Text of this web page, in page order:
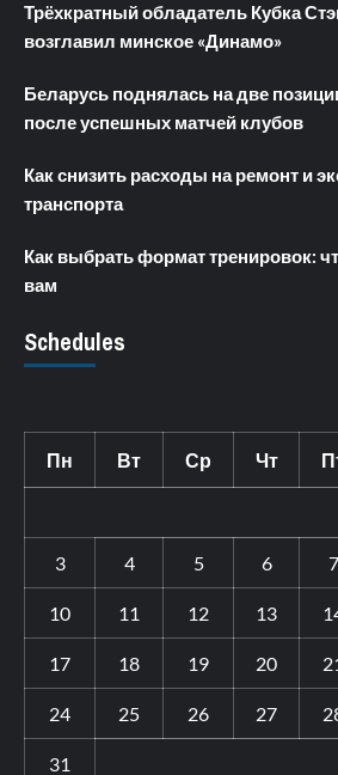
Трёхкратный обладатель Кубка
возглавил минское «Динамо»
Беларусь поднялась на две
после успешных матчей клубов
Как снизить расходы на ремонт и
транспорта
Как выбрать формат тренировок:
вам
Schedules
Пн Вт Ср Чт
3 4 5 6 7
10 11 12 13
17 18 19 20
24 25 26 27
31